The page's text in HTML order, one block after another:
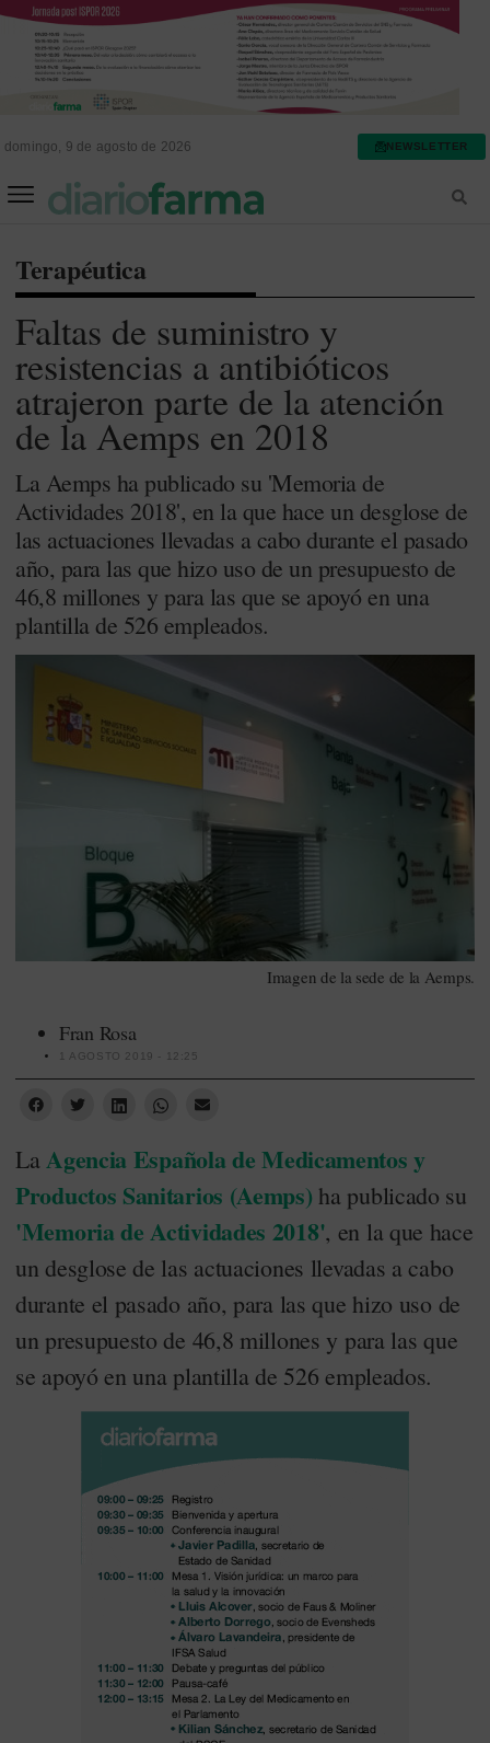
domingo, 9 de agosto de 2026 NEWSLETTER
Terapéutica
Faltas de suministro y
resistencias a antibióticos
atrajeron parte de la atención
de la Aemps en 2018
La Aemps ha publicado su 'Memoria de
Actividades 2018', en la que hace un desglose de
las actuaciones llevadas a cabo durante el pasado
año, para las que hizo uso de un presupuesto de
46,8 millones y para las que se apoyó en una
plantilla de 526 empleados.
Imagen de la sede de la Aemps.
Fran Rosa
1 AGOSTO 2019 - 12:25
La Agencia Española de Medicamentos y
Productos Sanitarios (Aemps) ha publicado su
'Memoria de Actividades 2018', en la que hace
un desglose de las actuaciones llevadas a cabo
durante el pasado año, para las que hizo uso de
un presupuesto de 46,8 millones y para las que
se apoyó en una plantilla de 526 empleados.